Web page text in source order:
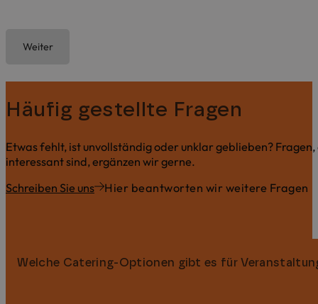
Weiter
Häufig gestellte Fragen
Etwas fehlt, ist unvollständig oder unklar geblieben?
interessant sind, ergänzen wir gerne.
Schreiben Sie uns
Hier beantworten wir weitere Fragen
Welche Catering-Optionen gibt es für